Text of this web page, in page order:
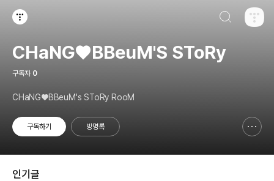
CHaNG♥️BBeuM'S SToRy
구독자 0
CHaNG♥️BBeuM's SToRy RooM
구독하기 방명록
인기글